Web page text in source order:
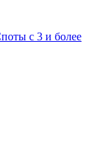
с 3 и более